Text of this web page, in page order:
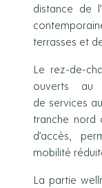
distance de
terrasses et
Le rez-de-
ouverts
de services
tranche nord
d’accès,
mobilité
La partie